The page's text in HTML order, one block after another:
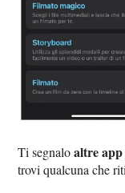
Ti segnaloaltre
trovi qualcuna che